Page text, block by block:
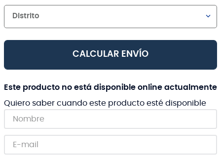
Distrito
CALCULAR ENVÍO
Este producto no está disponible online actualmente
Quiero saber cuando este producto esté disponible